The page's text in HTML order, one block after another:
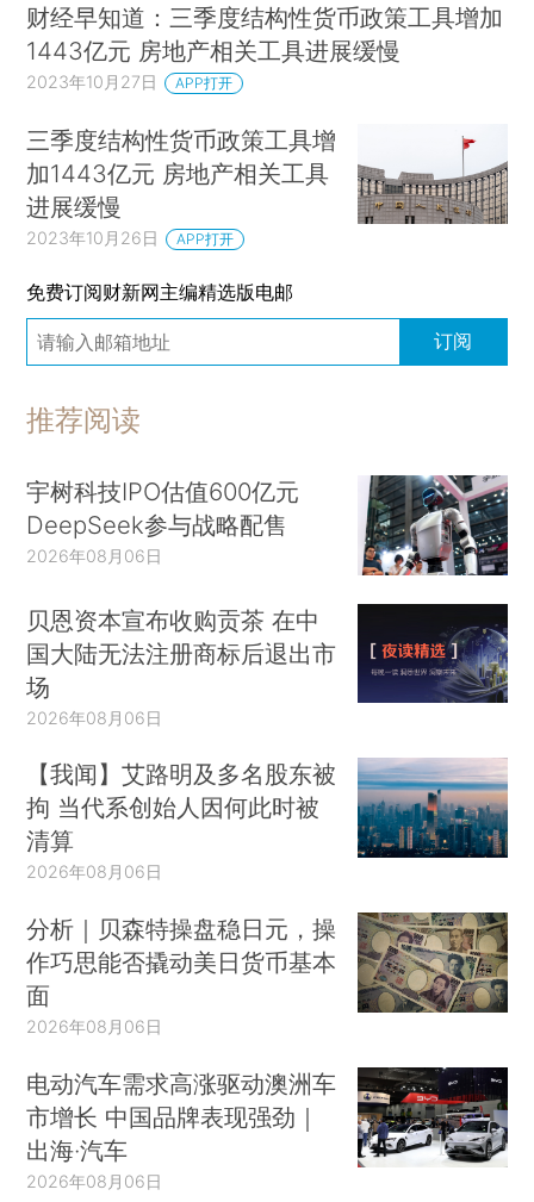
财经早知道：三季度结构性货币政策工具增加
1443亿元 房地产相关工具进展缓慢
2023年10月27日 APP打开
三季度结构性货币政策工具增
加1443亿元 房地产相关工具
进展缓慢
2023年10月26日 APP打开
免费订阅财新网主编精选版电邮
订阅
推荐阅读
宇树科技IPO估值600亿元
DeepSeek参与战略配售
2026年08月06日
贝恩资本宣布收购贡茶 在中
国大陆无法注册商标后退出市
场
2026年08月06日
【我闻】艾路明及多名股东被
拘 当代系创始人因何此时被
清算
2026年08月06日
分析｜贝森特操盘稳日元，操
作巧思能否撬动美日货币基本
面
2026年08月06日
电动汽车需求高涨驱动澳洲车
市增长 中国品牌表现强劲｜
出海·汽车
2026年08月06日